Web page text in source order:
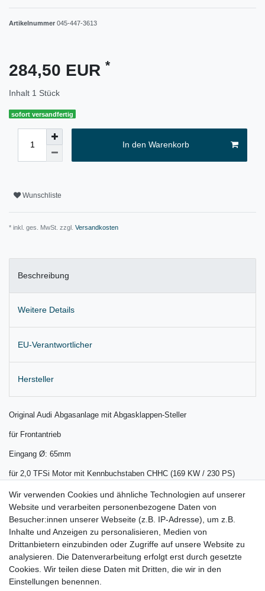
Artikelnummer 045-447-3613
284,50 EUR *
Inhalt 1 Stück
sofort versandfertig
In den Warenkorb
Wunschliste
* inkl. ges. MwSt. zzgl. Versandkosten
Beschreibung
Weitere Details
EU-Verantwortlicher
Hersteller
Original Audi Abgasanlage mit Abgasklappen-Steller
für Frontantrieb
Eingang Ø: 65mm
für 2,0 TFSi Motor mit Kennbuchstaben CHHC (169 KW / 230 PS)
Passt technisch auch beim 1,8 TFSI
und beim 2,0 TFSI mit 180 KW / 245 PS
Lieferung wie abgebildet
Audi TT 8S Bj. 2014 - 2020
Wir verwenden Cookies und ähnliche Technologien auf unserer
Website und verarbeiten personenbezogene Daten von
Besucher:innen unserer Webseite (z.B. IP-Adresse), um z.B.
Inhalte und Anzeigen zu personalisieren, Medien von
Drittanbietern einzubinden oder Zugriffe auf unsere Website zu
analysieren. Die Datenverarbeitung erfolgt erst durch gesetzte
Cookies. Wir teilen diese Daten mit Dritten, die wir in den
Einstellungen benennen.